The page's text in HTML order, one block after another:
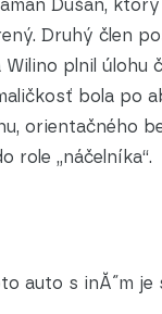
Dušan,
Druhý člen
plnil úlohu
bola po
orientačného
role „náčelníka“.
auto s inĂ˝m je